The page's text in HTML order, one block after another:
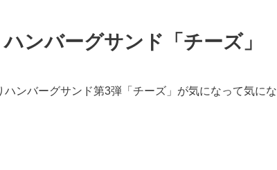
ンバーグサンド「チーズ」
ンバーグサンド第3弾「チーズ」が気になって気にな